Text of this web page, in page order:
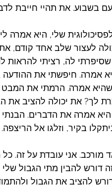
בשבוע. את תהיי חייבת
שלי, היא אמרה
לעצור שלב אחד קודם,
לה, רציתי להראות
אמרה. חיפשתי את ההודעה
אמרה. הרמתי את
לך? את יכולה להציב את
היא אמרה את הדברים.
בקיר, וזלגו אל
מורכב. אני עובדת על זה.
דורש להבין מתי הגבול
להציב את הגבול